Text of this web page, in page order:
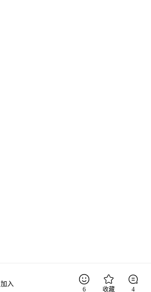
加入
6 收藏 4